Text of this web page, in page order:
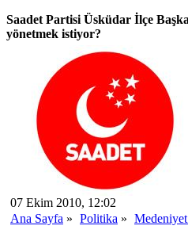
Saadet Partisi Üsküdar İlçe
yönetmek istiyor?
07 Ekim 2010, 12:02
Ana Sayfa » Politika »